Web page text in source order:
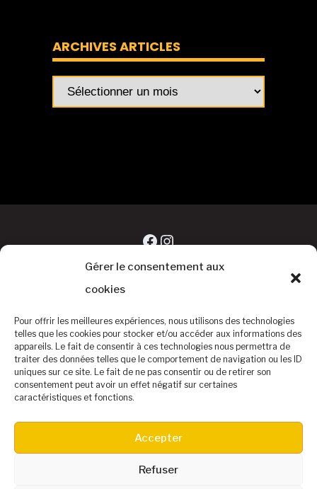
Gérer le consentement aux
cookies
Pour offrir les meilleures expériences, nous utilisons des technologies
telles que les cookies pour stocker et/ou accéder aux informations des
appareils. Le fait de consentir à ces technologies nous permettra de
traiter des données telles que le comportement de navigation ou les ID
uniques sur ce site. Le fait de ne pas consentir ou de retirer son
consentement peut avoir un effet négatif sur certaines
caractéristiques et fonctions.
Accepter
Refuser
ARCHIVES ARTICLES
Archives
articles
Facebook
Instagram
©Baseball Club Biterrois
Accueil Le Baseball Le Club Equipe DIVISION 1
Contact – Infos
Partenaires – Calendrier